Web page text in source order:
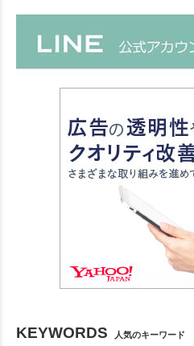
KEYWORDS 人気のキーワード